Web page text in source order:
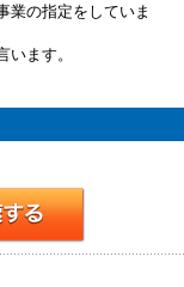
業の指定をしていま
います。